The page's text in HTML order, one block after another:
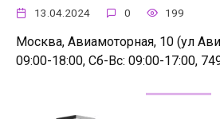
13.04.2024 0 199
Москва, Авиамоторная, 10 (ул
09:00-18:00, Сб-Вс: 09:00-17:00,